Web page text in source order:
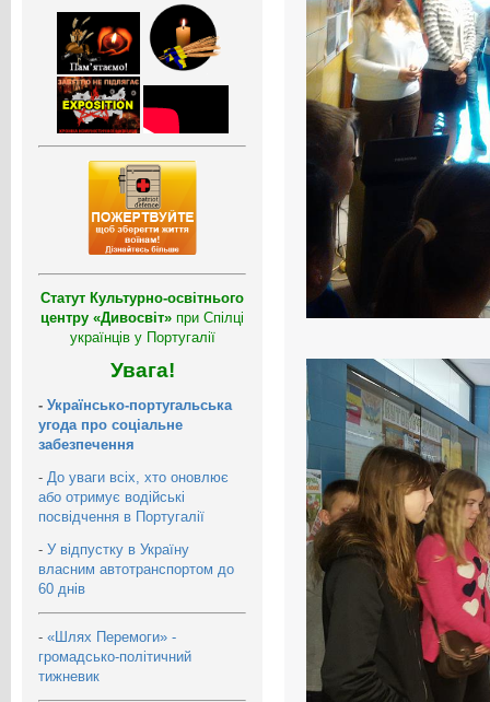
Статут Культурно-освітнього
центру «Дивосвіт» при Спілці
українців у Португалії
Увага!
- Українсько-португальська
угода про соціальне
забезпечення
- До уваги всіх, хто оновлює
або отримує водійські
посвідчення в Португалії
- У відпустку в Україну
власним автотранспортом до
60 днів
- «Шлях Перемоги» -
громадсько-політичний
тижневик